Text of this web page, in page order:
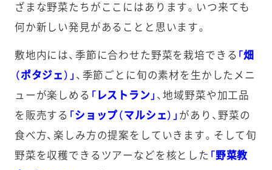
ざまな野菜たちがここにはあります。いつ来ても
何か新しい発見があることと思います。
敷地内には、季節に合わせた野菜を栽培できる 「畑
（ポタジェ）」 、季節ごとに旬の素材を生かしたメニ
ューが楽しめる 「レストラン」 、地域野菜や加工品
を販売する 「ショップ（マルシェ）」 があり、野菜の
食べ方、楽しみ方の提案をしていきます。そして旬
野菜を収穫できるツアーなどを核とした 「野菜教